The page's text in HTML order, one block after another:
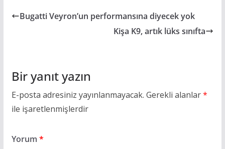
Bugatti Veyron’un performansına diyecek yok
Kişa K9, artık lüks sınıfta
Bir yanıt yazın
E-posta adresiniz yayınlanmayacak. Gerekli alanlar*
ile işaretlenmişlerdir
Yorum *